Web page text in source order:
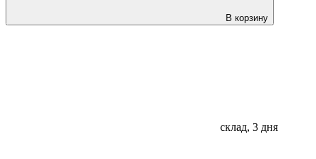
В корзину
склад, 3 дня